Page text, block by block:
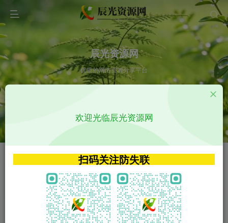
辰光资源网
优质的网络资源分享平台
VIP特权介绍 APP源码
VIP特权介绍
火
VIP特权介绍
影视源码
影视源码
欢迎光临辰光资源网
扫码关注防失联